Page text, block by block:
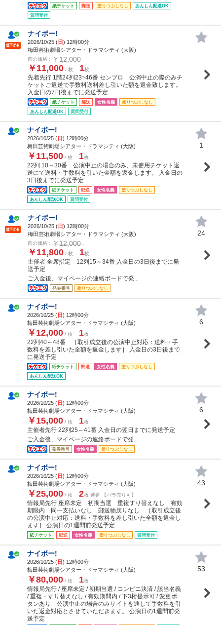
紙チケット 郵送 塗りつぶしなし
あんしん配送OK
質問受付
ナイボー!
2026/10/25 (日) 12時00分
梅田芸術劇場シアター・ドラマシティ (大阪)
前の価格： ￥12,000
￥11,000 / 枚 1枚
先着先行 1階24列23~46番 センブロ 公演中止の際のみチ
ケットご返送で手数料送料差し引いた額を返金致します。
入金日の7日後までに発送予定
紙チケット 郵送 女性名義
塗りつぶしなし
あんしん配送OK
質問受付
ナイボー!
2026/10/25 (日) 12時00分
梅田芸術劇場シアター・ドラマシティ (大阪)
￥11,500 / 枚 1枚
22列 10～30番 公演中止の場合のみ、未使用チケット返
送にて送料・手数料を引いた金額を返金します。 入金日の
3日後までに発送予定
紙チケット 郵送 女性名義
塗りつぶしなし
あんしん配送OK
質問受付
1
ナイボー!
2026/10/25 (日) 12時00分
梅田芸術劇場シアター・ドラマシティ (大阪)
前の価格： ￥12,000
￥11,800 / 枚 1枚
主催者 全席指定 12列15～34番 入金日の3日後までに発
送予定
ご入金後、マイページの連絡ボードで発...
発券番号 塗りつぶしなし
24
ナイボー!
2026/10/25 (日) 12時00分
梅田芸術劇場シアター・ドラマシティ (大阪)
￥12,000 / 枚 1枚
22列40～48番 ［取引成立後の公演中止対応：送料・手
数料を差し引いた全額を返金します］ 入金日の3日後まで
に発送予定
紙チケット 郵送 女性名義
塗りつぶしなし
あんしん配送OK
6
ナイボー!
2026/10/25 (日) 12時00分
梅田芸術劇場シアター・ドラマシティ (大阪)
￥15,000 / 枚 1枚
主催者先行 22列25～41番 入金日の翌日までに発送予定
ご入金後、マイページの連絡ボードで発...
発券番号 女性名義 塗りつぶしなし
6
ナイボー!
2026/10/25 (日) 12時00分
梅田芸術劇場シアター・ドラマシティ (大阪)
￥25,000 / 枚 2枚 連番 【バラ売り可】
情報局先行 座席未定 初期当選 重複すり替えなし 有効
期限内 同一支払いなし 郵送物戻りなし ［取引成立後
の公演中止対応：送料・手数料を差し引いた全額を返金し
ます］ 公演日の1週間前発送予定
紙チケット 郵送 女性名義 塗りつぶしなし 質問受付
43
ナイボー!
2026/10/25 (日) 12時00分
梅田芸術劇場シアター・ドラマシティ (大阪)
￥80,000 / 枚 1枚
情報局先行 / 座席未定 / 初期当選 / コンビニ決済 / 該当名義
/ 重複・すり替えなし / 有効期間内 / 下3桁提示可 / 変更ボ
タンあり 公演中止の場合のみサイトを通して手数料を引
いた返金対応とさせていただきます。 公演日の1週間前発
送予定
53